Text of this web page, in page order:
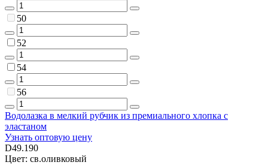
50
52
54
56
Водолазка в мелкий рубчик из премиального хлопка с
эластаном
Узнать оптовую цену
D49.190
Цвет: св.оливковый